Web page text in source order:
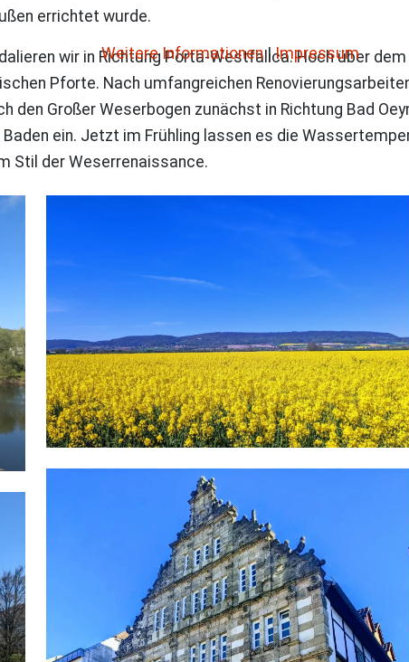
errichtet wurde.
wir in Richtung Porta-Westfalica. Hoch über
Pforte. Nach umfangreichen
den Großer Weserbogen zunächst in Richtung Bad
ein. Jetzt im Frühling lassen es die
Stil der Weserrenaissance.
Weitere Informationen|Impressum